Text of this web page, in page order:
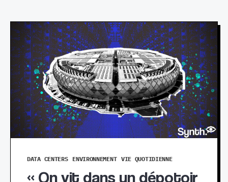
DATA CENTERS ENVIRONNEMENT VIE QUOTIDIENNE
« On vit dans un dépotoir